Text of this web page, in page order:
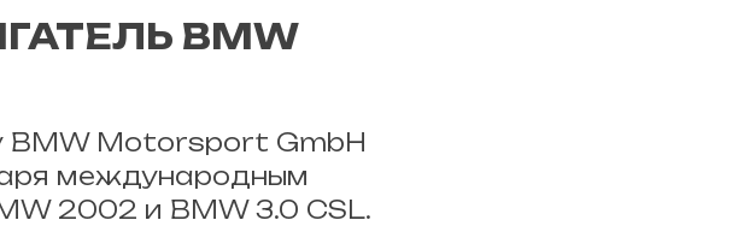
BMW
BMW Motorsport GmbH
международным
2002 и BMW 3.0 CSL.